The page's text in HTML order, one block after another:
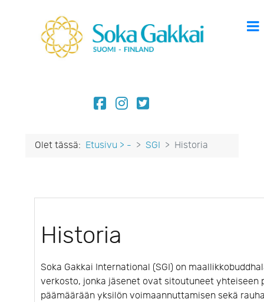
Olet tässä: Etusivu > - SGI Historia
Historia
Soka Gakkai International (SGI) on
verkosto, jonka jäsenet ovat sitoutuneet yhteiseen
päämäärään yksilön voimaannuttamisen sekä